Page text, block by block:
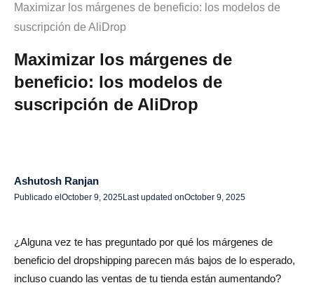
Low-Ticket Impulse (19$ AOV): con muchos anuncios,
devoluciones y envío urgente
Estrategias de precios que aumentan los márgenes de
forma inmediata
Maximizar los márgenes de beneficio: los modelos de
suscripción de AliDrop
Maximizar los márgenes de
beneficio: los modelos de
suscripción de AliDrop
Ashutosh Ranjan
Publicado el October 9, 2025Last updated onOctober 9, 2025
¿Alguna vez te has preguntado por qué los márgenes de
beneficio del dropshipping parecen más bajos de lo esperado,
incluso cuando las ventas de tu tienda están aumentando?